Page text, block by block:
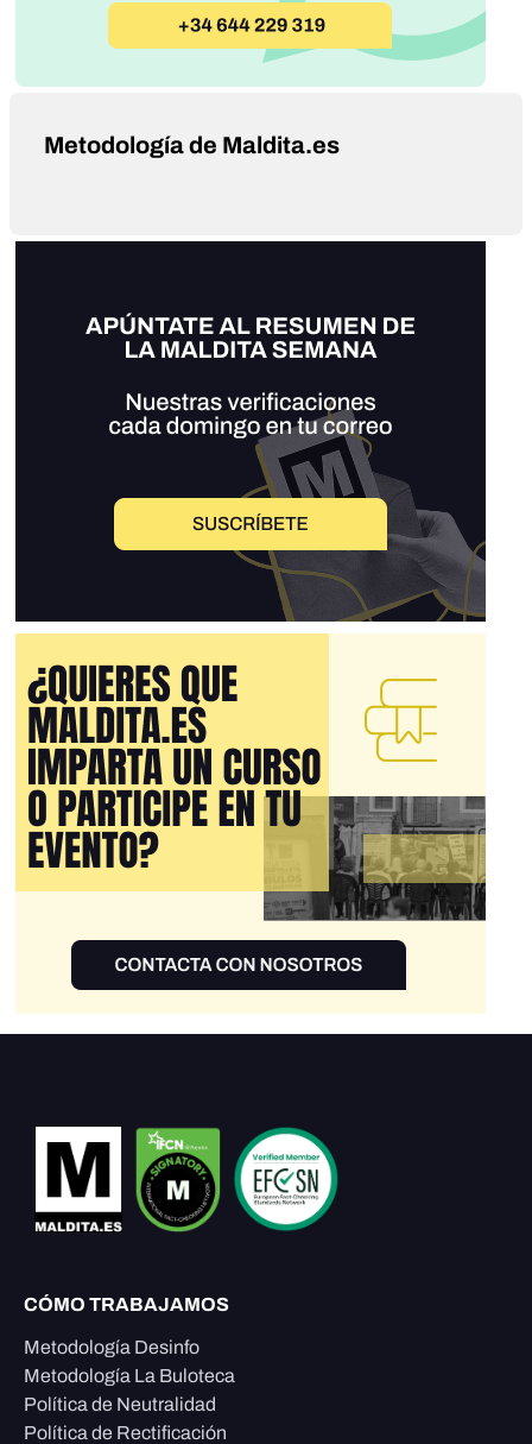
Metodología de Maldita.es
CÓMO TRABAJAMOS
Metodología Desinfo
Metodología La Buloteca
Política de Neutralidad
Política de Rectificación